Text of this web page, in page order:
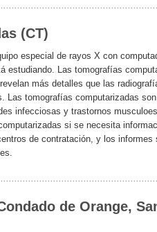
(CT)
especial de rayos X con
estudiando. Las tomografías
más detalles que las
Las tomografías computarizadas
infecciosas y trastornos
si se necesita
de contratación, y los
de Orange,